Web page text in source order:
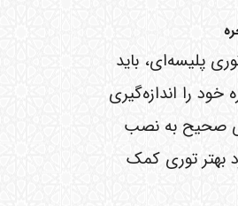
پلیسه‌ای، باید
خود را اندازه‌گیری
صحیح به نصب
بهتر توری کمک